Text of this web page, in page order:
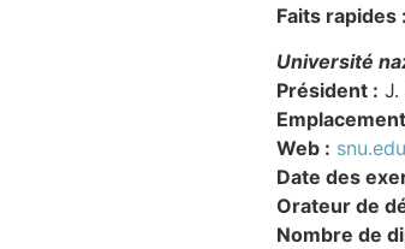
Faits rapides :
Université
Président : J.
Web : snu.edu
Date des
Orateur de
Nombre de